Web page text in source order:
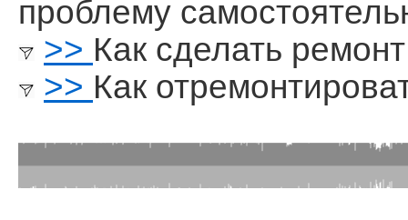
проблему
>> Как сделать
>> Как